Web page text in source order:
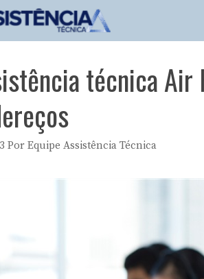
técnica Air
Por Equipe Assistência Técnica